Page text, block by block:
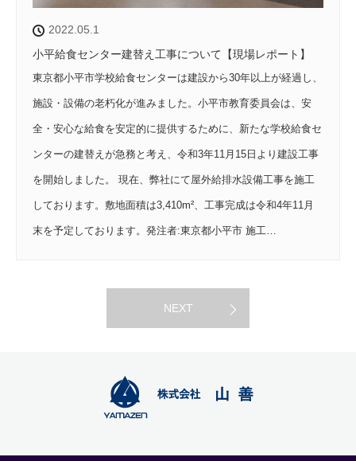
2022.05.1
小平給食センター建替え工事について【現場レポート】
東京都小平市学校給食センターは建設から30年以上が経過し、
施設・設備の老朽化が進みました。小平市教育委員会は、安
全・安心な給食を安定的に提供するために、新たな学校給食セ
ンターの建替えが急務と考え、令和3年11月15日より建設工事
を開始しました。 現在、弊社にて屋外給排水設備工事を施工
しております。敷地面積は3,410m²、工事完成は令和4年11月
末を予定しております。発注者:東京都小平市 施工…
NEXT